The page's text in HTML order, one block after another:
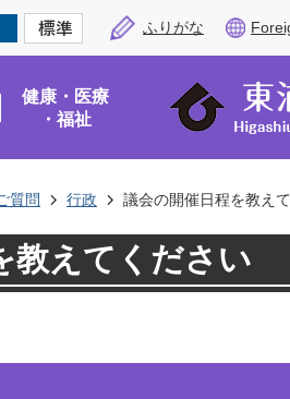
ふりがな
健康・医療
・福祉
質問 行政 議会の開催日程を教え
教えてください